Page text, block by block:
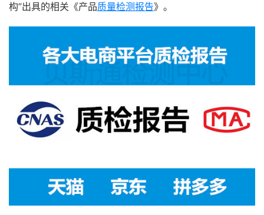
构”出具的相关《产品质量检测报告》。